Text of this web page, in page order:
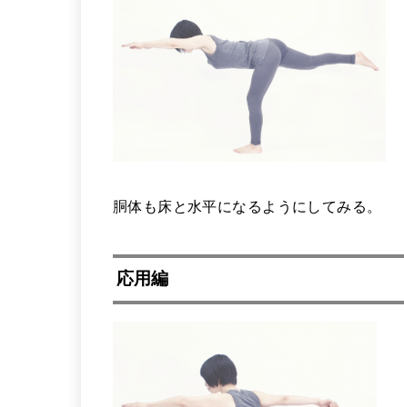
胴体も床と水平になるようにしてみる。
応用編